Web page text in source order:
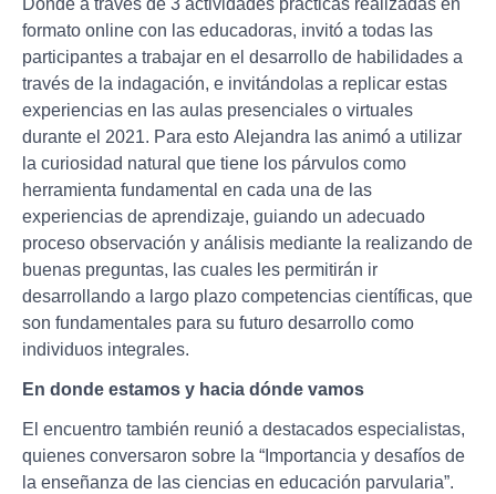
Donde a través de 3 actividades prácticas realizadas en
formato online con las educadoras, invitó a todas las
participantes a trabajar en el desarrollo de habilidades a
través de la indagación, e invitándolas a replicar estas
experiencias en las aulas presenciales o virtuales
durante el 2021. Para esto Alejandra las animó a utilizar
la curiosidad natural que tiene los párvulos como
herramienta fundamental en cada una de las
experiencias de aprendizaje, guiando un adecuado
proceso observación y análisis mediante la realizando de
buenas preguntas, las cuales les permitirán ir
desarrollando a largo plazo competencias científicas, que
son fundamentales para su futuro desarrollo como
individuos integrales.
En donde estamos y hacia dónde vamos
El encuentro también reunió a destacados especialistas,
quienes conversaron sobre la “Importancia y desafíos de
la enseñanza de las ciencias en educación parvularia”.